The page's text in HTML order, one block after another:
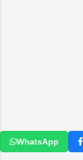
WhatsApp